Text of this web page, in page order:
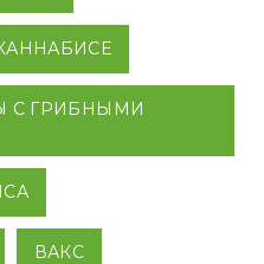
С ГРИБНЫМИ
ВАКС